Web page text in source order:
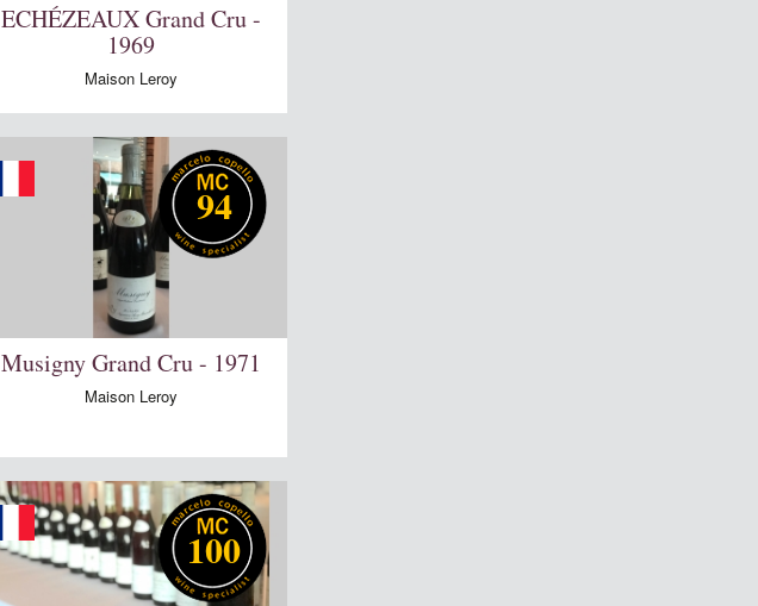
ECHÉZEAUX Grand Cru -
1969
Maison Leroy
94
Musigny Grand Cru - 1971
Maison Leroy
100